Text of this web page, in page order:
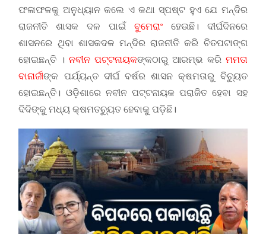
ଫଳାଫଳକୁ ଅନୁଧ୍ୟାନ କଲେ ଏ କଥା ସ୍ପଷ୍ଟ ହୁଏ ଯେ ମନ୍ଦିର
ରାଜନୀତି ଶାସକ ଦଳ ପାଇଁ ବୁମେରାଂ ହେଉଛି। ଦୀର୍ଘଦିନରେ
ଶାସନରେ ଥିବା ଶାସକଦଳ ମନ୍ଦିର ରାଜନୀତି କରି ଚିତପଟାଙ୍ଗ
ହୋଇଛନ୍ତି ।ନବୀନ ପଟ୍ଟନାୟକଙ୍କଠାରୁ ଆରମ୍ଭ କରି ମମତା
ବାନାର୍ଜୀଙ୍କ ପର୍ଯ୍ୟନ୍ତ ଦୀର୍ଘ ବର୍ଷର ଶାସନ କ୍ଷମତାରୁ ବିଚ୍ୟୁତ
ହୋଇଛନ୍ତି। ଓଡ଼ିଶାରେ ନବୀନ ପଟ୍ଟନାୟକ ପରାଜିତ ହେବା ସହ
ଦିଦିଙ୍କୁ ମଧ୍ୟ କ୍ଷମତଚ୍ୟୁତ ହେବାକୁ ପଡ଼ିଛି।